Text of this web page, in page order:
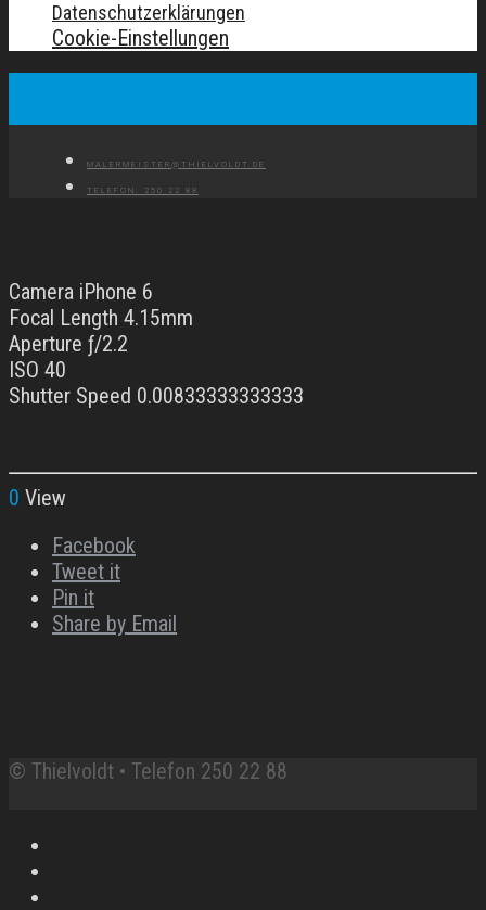
Datenschutzerklärungen
Cookie-Einstellungen
MALERMEISTER@THIELVOLDT.DE
TELEFON: 250 22 88
Camera iPhone 6
Focal Length 4.15mm
Aperture ƒ/2.2
ISO 40
Shutter Speed 0.00833333333333
0 View
Facebook
Tweet it
Pin it
Share by Email
© Thielvoldt • Telefon 250 22 88